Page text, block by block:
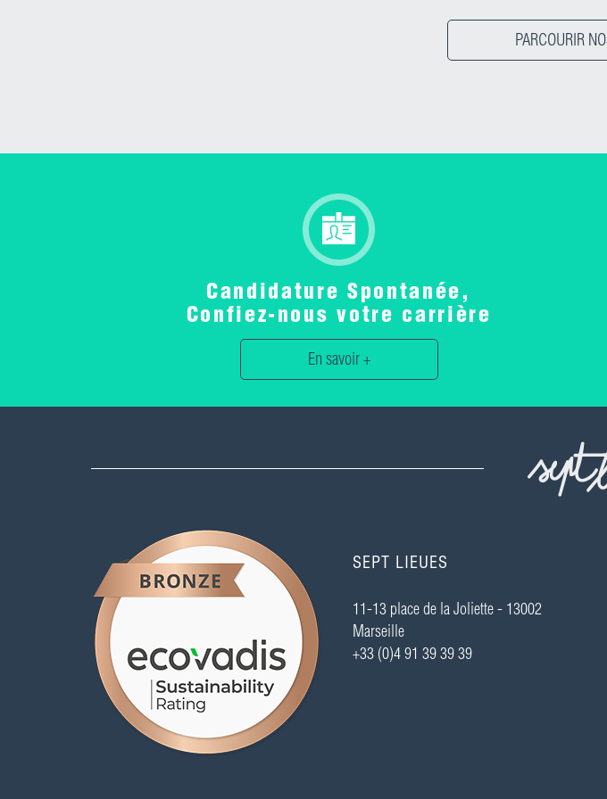
PARCOURIR
Candidature Spontanée,
Confiez-nous votre carrière
En savoir +
SEPT LIEUES
11-13 place de la Joliette - ­13002
Marseille
+33 (0)4 91 39 39 39